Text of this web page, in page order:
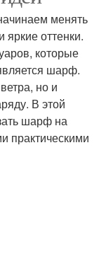
в клетку
фактурной
вязкой
менять
яркие оттенки.
которые
шарф.
но и
В этой
шарф на
практическими